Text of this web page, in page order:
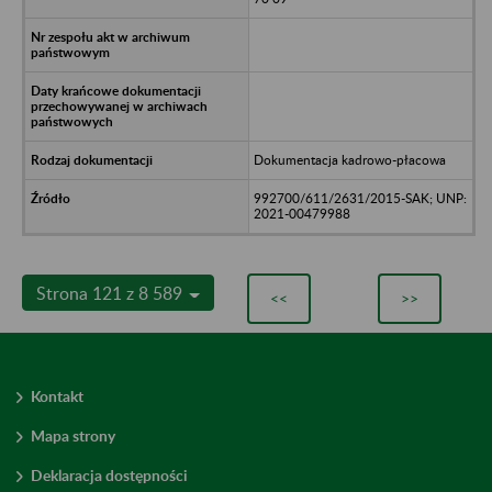
Dokumentacja kadrowo-płacowa
992700/611/2631/2015-SAK; UNP:
2021-00479988
Strona 121 z 8 589 << >>
Kontakt
Mapa strony
Deklaracja dostępności